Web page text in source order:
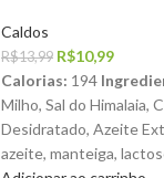
Caldos
R$13,99 R$10,99
Calorias: 194
Milho, Sal do Himalaia,
Desidratado, Azeite
azeite, manteiga,